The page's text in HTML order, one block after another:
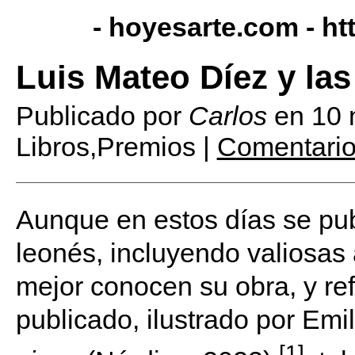
- hoyesarte.com -
Luis Mateo Díez y
Publicado por Carlosen 10
Libros,Premios |
Aunque en estos días se
leonés, incluyendo
mejor conocen su obra, y
publicado, ilustrado por